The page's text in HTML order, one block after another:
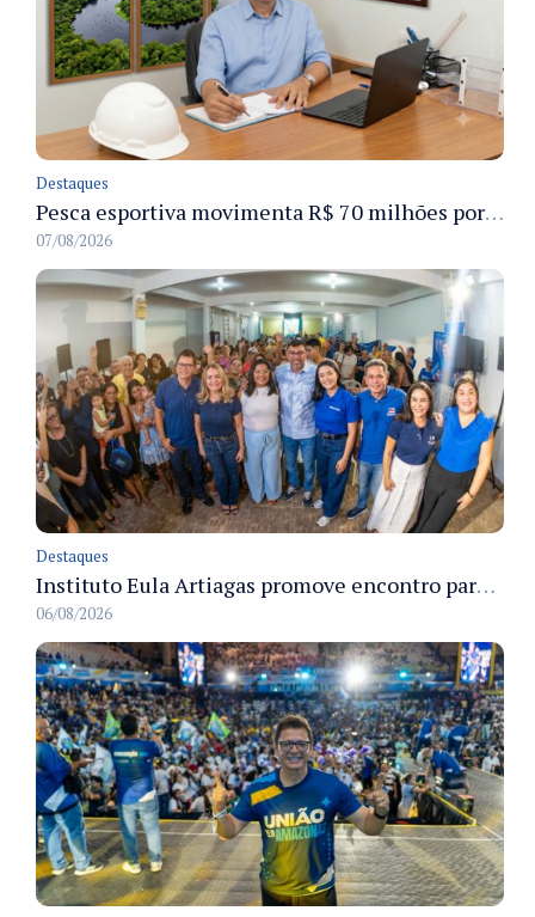
Destaques
Pesca esportiva movimenta R$ 70 milhões por ano e ganha espaço na economia sustentável do Amazonas
07/08/2026
Destaques
Instituto Eula Artiagas promove encontro para discutir melhorias para o bairro Petrópolis
06/08/2026